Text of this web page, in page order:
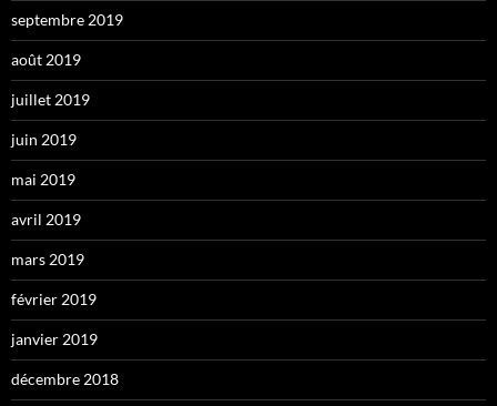
septembre 2019
août 2019
juillet 2019
juin 2019
mai 2019
avril 2019
mars 2019
février 2019
janvier 2019
décembre 2018